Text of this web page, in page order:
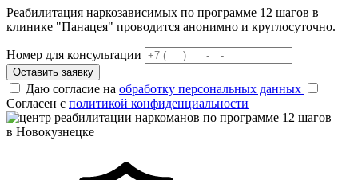
Реабилитация наркозависимых по программе 12 шагов в
клинике "Панацея" проводится анонимно и круглосуточно.
Номер для консультации
Оставить заявку
Даю согласие на обработку персональных данных
Согласен с политикой конфиденциальности